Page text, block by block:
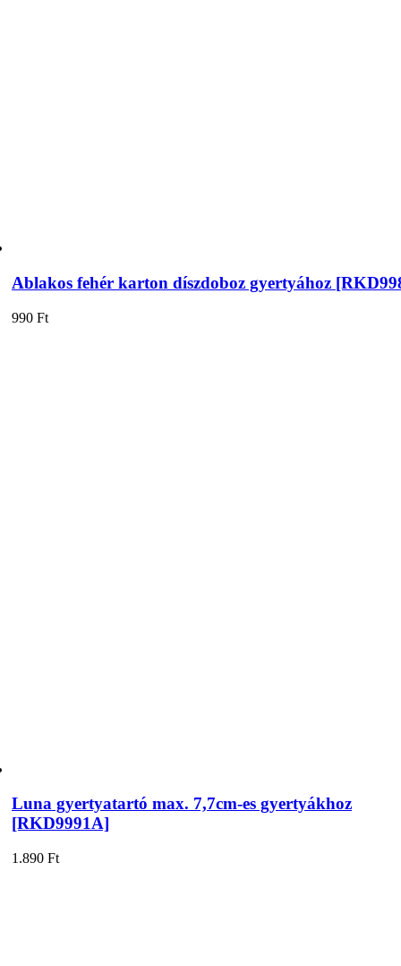
Ablakos fehér karton díszdoboz gyertyához
990 Ft
Luna gyertyatartó max. 7,7cm-es gyertyákhoz
[RKD9991A]
1.890 Ft